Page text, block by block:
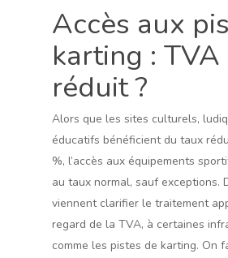
Accès aux
karting :
réduit ?
Alors que les sites culturels,
éducatifs bénéficient du taux
%, l’accès aux équipements
au taux normal, sauf exceptions.
viennent clarifier le traitement
regard de la TVA, à certaines
comme les pistes de karting. On